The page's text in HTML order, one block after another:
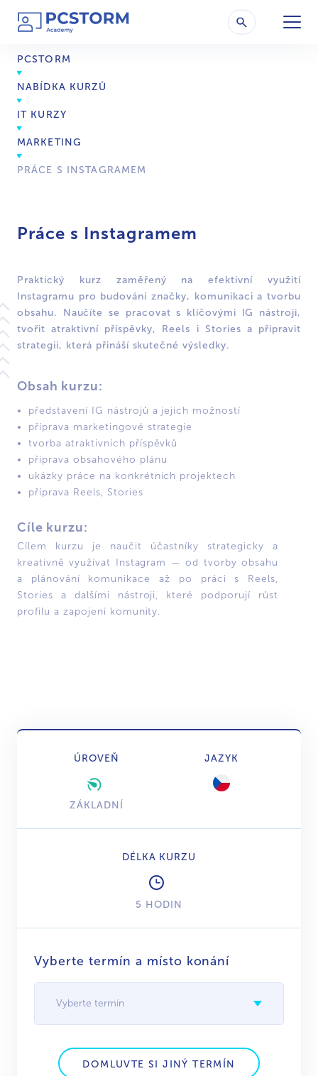
PCSTORM
NABÍDKA KURZŮ
IT KURZY
MARKETING
PRÁCE S INSTAGRAMEM
Práce s Instagramem
Praktický kurz zaměřený na efektivní využití
Instagramu pro budování značky, komunikaci a tvorbu
obsahu. Naučíte se pracovat s klíčovými IG nástroji,
tvořit atraktivní příspěvky, Reels i Stories a připravit
strategii, která přináší skutečné výsledky.
Obsah kurzu:
představení IG nástrojů a jejich možností
příprava marketingové strategie
tvorba atraktivních příspěvků
příprava obsahového plánu
ukázky práce na konkrétních projektech
příprava Reels, Stories
Cíle kurzu:
Cílem kurzu je naučit účastníky strategicky a
kreativně využívat Instagram — od tvorby obsahu
a plánování komunikace až po práci s Reels,
Stories a dalšími nástroji, které podporují růst
profilu a zapojení komunity.
ÚROVEŇ
ZÁKLADNÍ
JAZYK
DÉLKA KURZU
5 HODIN
Vyberte termín a místo konání
Vyberte termín
DOMLUVTE SI JINÝ TERMÍN